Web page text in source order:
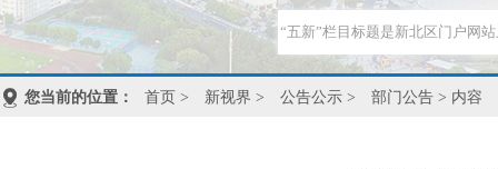
您当前的位置： 首页 > 新视界 > 公告公示 > 部门公告 > 内容